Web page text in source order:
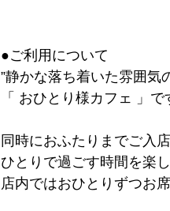
●ご利用について
”静かな落ち着いた雰囲気
「 おひとり様カフェ 」で
同時におふたりまでご入
ひとりで過ごす時間を楽
店内ではおひとりずつお